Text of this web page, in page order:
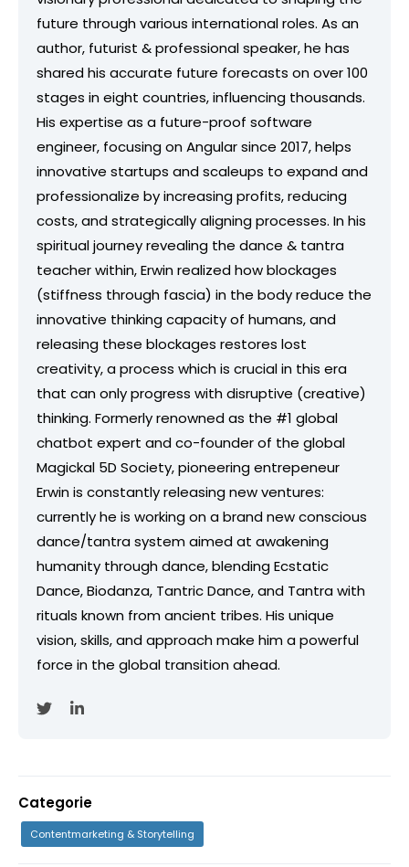
future through various international roles. As an
author, futurist & professional speaker, he has
shared his accurate future forecasts on over 100
stages in eight countries, influencing thousands.
His expertise as a future-proof software
engineer, focusing on Angular since 2017, helps
innovative startups and scaleups to expand and
professionalize by increasing profits, reducing
costs, and strategically aligning processes. In his
spiritual journey revealing the dance & tantra
teacher within, Erwin realized how blockages
(stiffness through fascia) in the body reduce the
innovative thinking capacity of humans, and
releasing these blockages restores lost
creativity, a process which is crucial in this era
that can only progress with disruptive (creative)
thinking. Formerly renowned as the #1 global
chatbot expert and co-founder of the global
Magickal 5D Society, pioneering entrepeneur
Erwin is constantly releasing new ventures:
currently he is working on a brand new conscious
dance/tantra system aimed at awakening
humanity through dance, blending Ecstatic
Dance, Biodanza, Tantric Dance, and Tantra with
rituals known from ancient tribes. His unique
vision, skills, and approach make him a powerful
force in the global transition ahead.
Categorie
Contentmarketing & Storytelling